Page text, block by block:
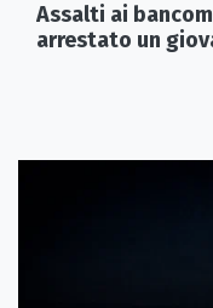
Assalti ai
arrestato un